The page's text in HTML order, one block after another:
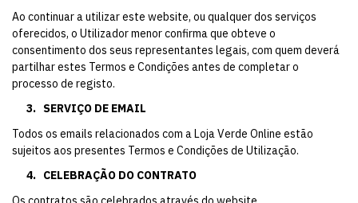
Ao continuar a utilizar este website, ou qualquer dos serviços
oferecidos, o Utilizador menor confirma que obteve o
consentimento dos seus representantes legais, com quem deverá
partilhar estes Termos e Condições antes de completar o
processo de registo.
3. SERVIÇO DE EMAIL
Todos os emails relacionados com a Loja Verde Online estão
sujeitos aos presentes Termos e Condições de Utilização.
4. CELEBRAÇÃO DO CONTRATO